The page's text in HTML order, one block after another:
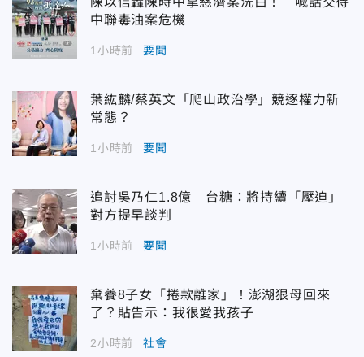
中聯毒油案危機
1小時前 要聞
葉紘麟/蔡英文「爬山政治學」競逐權力新
常態？
1小時前 要聞
追討吳乃仁1.8億 台糖：將持續「壓迫」
對方提早談判
1小時前 要聞
棄養8子女「捲款離家」！澎湖狠母回來
了？貼告示：我很愛我孩子
2小時前 社會